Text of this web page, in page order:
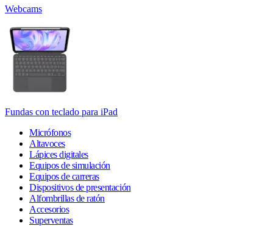
Webcams
Fundas con teclado para iPad
Micrófonos
Altavoces
Lápices digitales
Equipos de simulación
Equipos de carreras
Dispositivos de presentación
Alfombrillas de ratón
Accesorios
Superventas